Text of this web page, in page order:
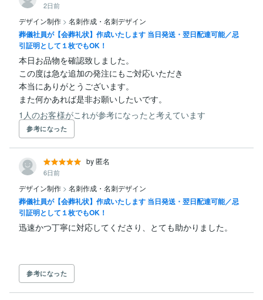
2日前
デザイン制作 > 名刺作成・名刺デザイン
葬儀社員が【会葬礼状】作成いたします 当日発送・翌日配達可能／忌
引証明として１枚でもOK！
本日お品物を確認致しました。
この度は急な追加の発注にもご対応いただき
本当にありがとうございます。
また何かあれば是非お願いしたいです。
1人のお客様がこれが参考になったと考えています
参考になった
by 匿名
6日前
デザイン制作 > 名刺作成・名刺デザイン
葬儀社員が【会葬礼状】作成いたします 当日発送・翌日配達可能／忌
引証明として１枚でもOK！
迅速かつ丁寧に対応してくださり、とても助かりました。
参考になった